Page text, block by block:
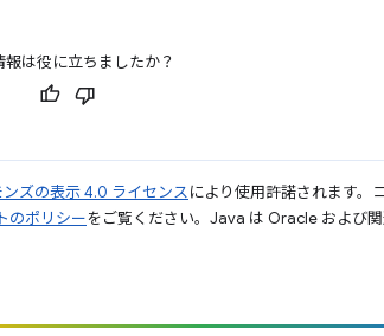
報は役に立ちましたか？
ズの表示 4.0 ライセンスにより使用許諾されます。
のポリシーをご覧ください。Java は Oracle および関